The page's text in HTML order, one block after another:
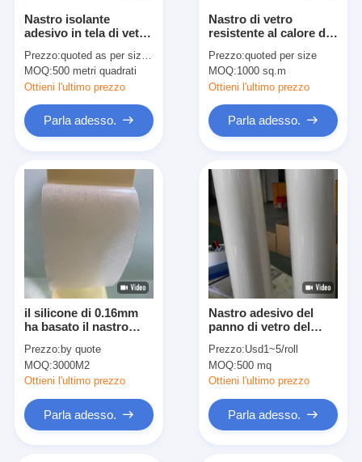
Nastro isolante
adesivo in tela di vetro
Prezzo:quoted as per size and quantity
MOQ:500 metri quadrati
Ottieni l'ultimo prezzo
Parla adesso.
Nastro di vetro
resistente al calore da
Prezzo:quoted per size
MOQ:1000 sq.m
Ottieni l'ultimo prezzo
Parla adesso.
il silicone di 0.16mm
ha basato il nastro
Prezzo: by quote
MOQ:3000M2
Ottieni l'ultimo prezzo
Parla adesso.
Nastro adesivo del
panno di vetro del
Prezzo:Usd1~5/roll
MOQ:500 mq
Ottieni l'ultimo prezzo
Parla adesso.